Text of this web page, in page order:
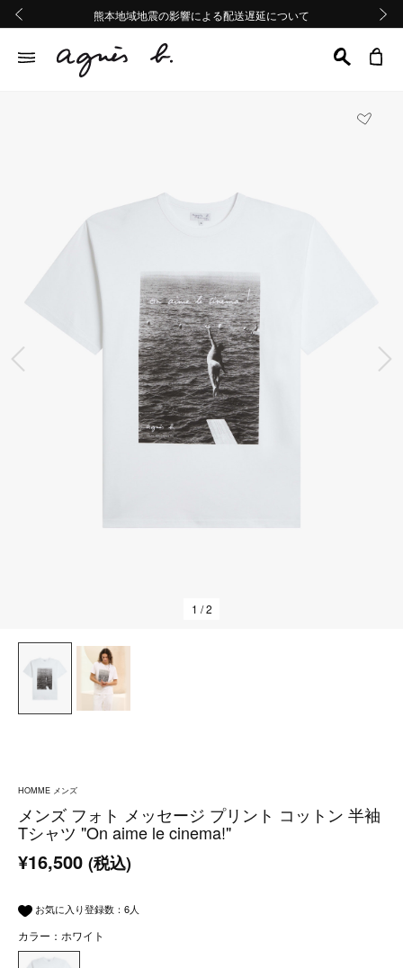
熊本地域地震の影響による配送遅延について
Summer Sale 2buy10%OFF!!
熊本地域地震の影響による配送遅延について
Summer Sale 2buy10%OFF!!
前の画像
1 / 2
HOMME メンズ
メンズ フォト メッセージ プリント コットン 半袖
Tシャツ "On aime le cinema!"
¥16,500 (税込)
お気に入り登録数： 6人
カラー：ホワイト